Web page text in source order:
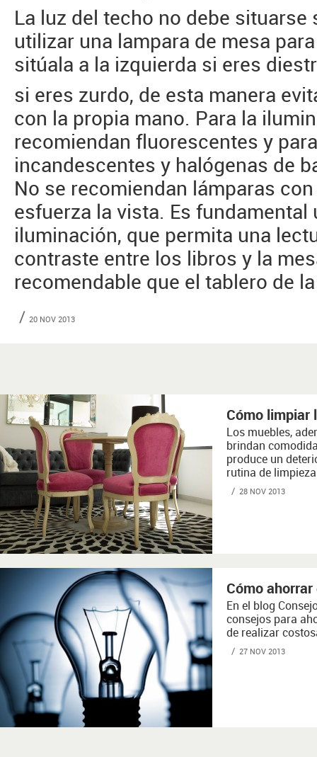
La luz del techo no debe situarse
utilizar una lampara de mesa
sitúala a la izquierda si eres
si eres zurdo, de esta manera
con la propia mano. Para la
recomiendan fluorescentes y
incandescentes y halógenas de
No se recomiendan lámparas
esfuerza la vista. Es fundamental
iluminación, que permita una
contraste entre los libros y la
recomendable que el tablero de
20 NOV 2013
Cómo limpiar
Los muebles,
brindan
produce un
rutina de
28 NOV 2013
Cómo
En el blog
consejos para
de realizar
27 NOV 2013